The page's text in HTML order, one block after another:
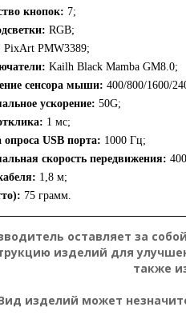
кнопок: 7;
RGB;
PixArt PMW3389;
Kailh Black Mamba GM8.0;
сенсора мыши: 400/800/1600/
ускорение: 50G;
1 мс;
опроса USB порта: 1000 Гц;
скорость передвижения:
1,8 м;
75 грамм.
оставляет за
изделий для
также
изделий может